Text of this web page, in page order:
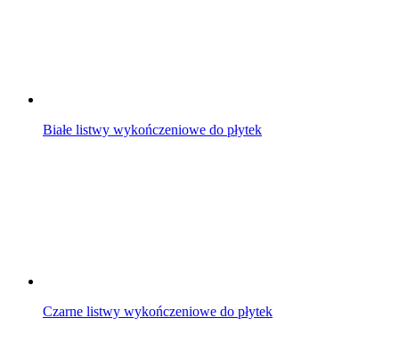
Białe listwy wykończeniowe do płytek
Czarne listwy wykończeniowe do płytek